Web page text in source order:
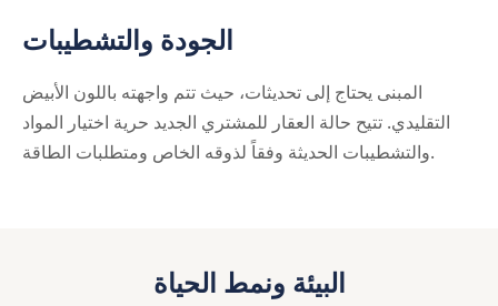
الجودة والتشطيبات
المبنى يحتاج إلى تحديثات، حيث تتم واجهته باللون الأبيض
التقليدي. تتيح حالة العقار للمشتري الجديد حرية اختيار المواد
والتشطيبات الحديثة وفقاً لذوقه الخاص ومتطلبات الطاقة.
البيئة ونمط الحياة